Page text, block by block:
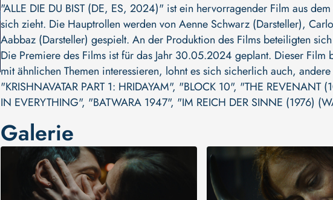
"ALLE DIE DU BIST (DE, ES, 2024)" ist ein hervorragender Film aus
sich zieht. Die Hauptrollen werden von Aenne Schwarz (Darsteller),
Aabbaz (Darsteller) gespielt. An der Produktion des Films beteiligten sich
Die Premiere des Films ist für das Jahr 30.05.2024 geplant. Dieser
mit ähnlichen Themen interessieren, lohnt es sich sicherlich auch,
"KRISHNAVATAR PART 1: HRIDAYAM", "BLOCK 10", "THE REVENANT
IN EVERYTHING", "BATWARA 1947", "IM REICH DER SINNE (1976)
Galerie